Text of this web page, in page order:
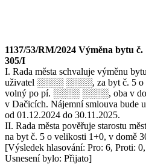
1137/53/RM/2024 Výměna bytu
305/I
I. Rada města schvaluje výměnu
uživatel ░░░░ ░░░░, za byt č. 5 o
volný po pí. ░░░░ ░░░░, oba v
v Dačicích. Nájemní smlouva bude
od 01.12.2024 do 30.11.2025.
II. Rada města pověřuje starostu
na byt č. 5 o velikosti 1+0, v domě
[Výsledek hlasování: Pro: 6, Proti:
Usnesení bylo: Přijato]